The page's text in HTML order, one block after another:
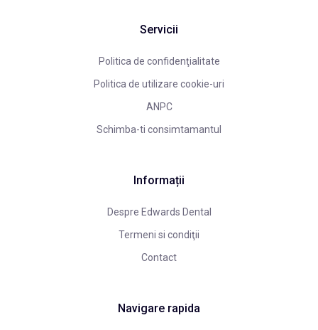
Servicii
Politica de confidenţialitate
Politica de utilizare cookie-uri
ANPC
Schimba-ti consimtamantul
Informații
Despre Edwards Dental
Termeni si condiţii
Contact
Navigare rapida